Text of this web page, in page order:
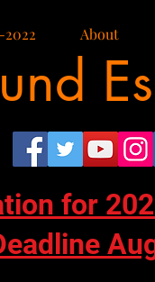
2022 About
for